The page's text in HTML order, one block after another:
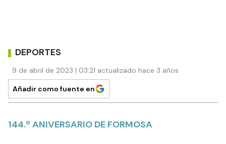
DEPORTES
9 de abril de 2023 | 03:21 actualizado hace 3 años
Añadir como fuente en
144.º ANIVERSARIO DE FORMOSA